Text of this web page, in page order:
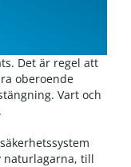
Det är regel att
oberoende
Vart och
naturlagarna, till